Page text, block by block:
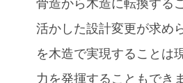
骨造から木造に転換する
活かした設計変更が求め
を木造で実現することは
力を発揮することもでき